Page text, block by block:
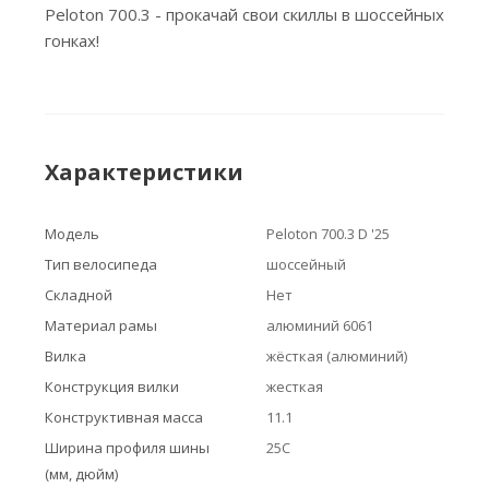
Peloton 700.3 - прокачай свои скиллы в шоссейных
гонках!
Характеристики
Модель
Peloton 700.3 D '25
Тип велосипеда
шоссейный
Складной
Нет
Материал рамы
алюминий 6061
Вилка
жёсткая (алюминий)
Конструкция вилки
жесткая
Конструктивная масса
11.1
Ширина профиля шины
(мм, дюйм)
25C